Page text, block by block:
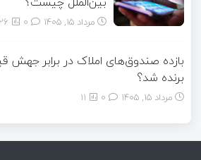
مرداد ۱۵, ۱۴۰۵
بازده صندوق‌های املاک در برابر
برنده شد؟
مرداد ۱۵, ۱۴۰۵ 11